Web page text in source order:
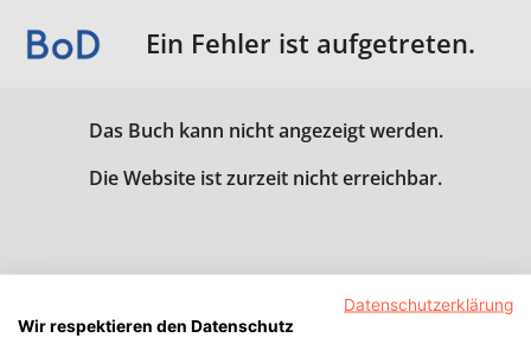
Ein Fehler ist aufgetreten.
Das Buch kann nicht angezeigt werden.
Die Website ist zurzeit nicht erreichbar.
Datenschutzerklärung
Wir respektieren den Datenschutz